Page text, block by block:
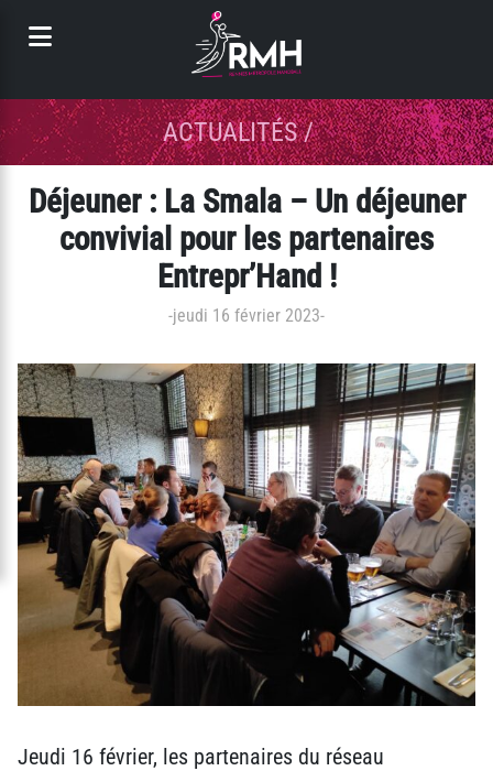
ACTUALITÉS/
Déjeuner : La Smala – Un déjeuner
convivial pour les partenaires
Entrepr’Hand !
-jeudi 16 février 2023-
Jeudi 16 février, les partenaires du réseau
Panneau de gestion des cookies